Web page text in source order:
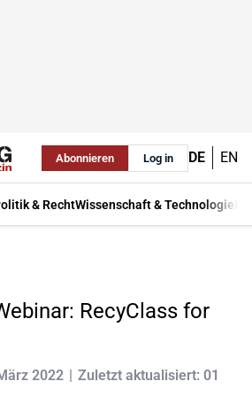
Abonnieren Log in DE EN
& RechtWissenschaft & Technologie
RecyClass for
2022
Zuletzt aktualisiert: 01